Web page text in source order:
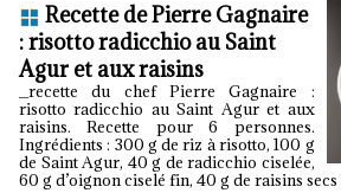
Recette de Pierre Gagnaire
: risotto radicchio au Saint
Agur et aux raisins
_recette du chef Pierre Gagnaire :
risotto radicchio au Saint Agur et aux
raisins. Recette pour 6 personnes.
Ingrédients : 300 g de riz à risotto, 100 g
de Saint Agur, 40 g de radicchio ciselée,
60 g d’oignon ciselé fin, 40 g de raisins secs